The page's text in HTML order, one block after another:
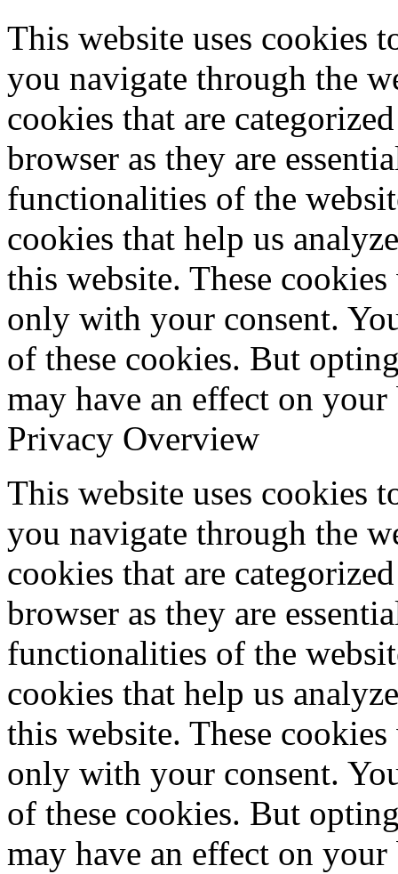
This website uses cookies
you navigate through the
cookies that are
browser as they are
functionalities of the
cookies that help us
this website. These
only with your consent.
of these cookies. But
may have an effect on
Privacy Overview
This website uses cookies
you navigate through the
cookies that are
browser as they are
functionalities of the
cookies that help us
this website. These
only with your consent.
of these cookies. But
may have an effect on